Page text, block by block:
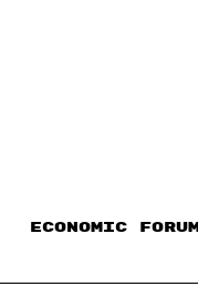
ECONOMIC FORUM